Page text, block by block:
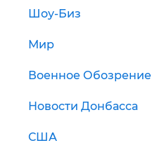
Шоу-Биз
Мир
Военное Обозрение
Новости Донбасса
США